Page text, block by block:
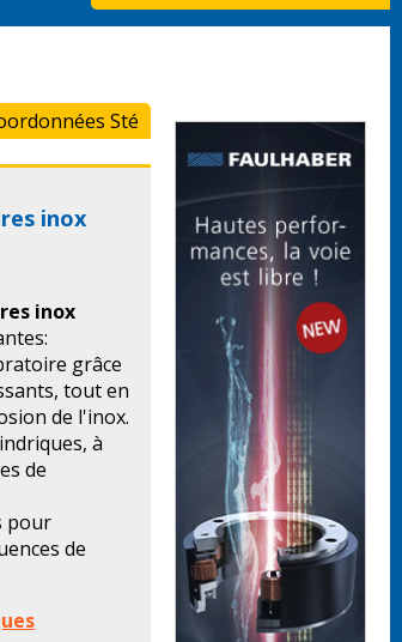
Sté
inox
inox
grâce
tout en
de l'inox.
à
de
pour
de